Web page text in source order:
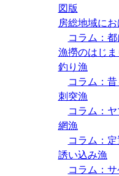
図版
房総地域に
コラム：
漁撈のはじま
釣り漁
コラム：
刺突漁
コラム：ヤ
網漁
コラム：
誘い込み漁
コラム：サ